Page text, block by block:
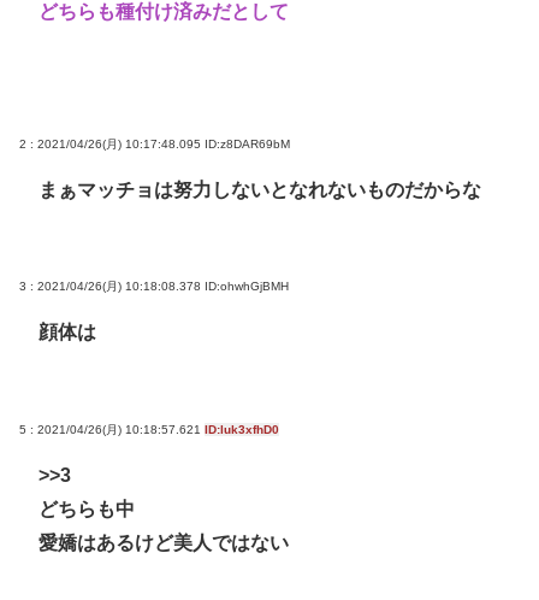
どちらも種付け済みだとして
2 : 2021/04/26(月) 10:17:48.095 ID:z8DAR69bM
まぁマッチョは努力しないとなれないものだからな
3 : 2021/04/26(月) 10:18:08.378 ID:ohwhGjBMH
顔体は
5 : 2021/04/26(月) 10:18:57.621 ID:luk3xfhD0
>>3
どちらも中
愛嬌はあるけど美人ではない